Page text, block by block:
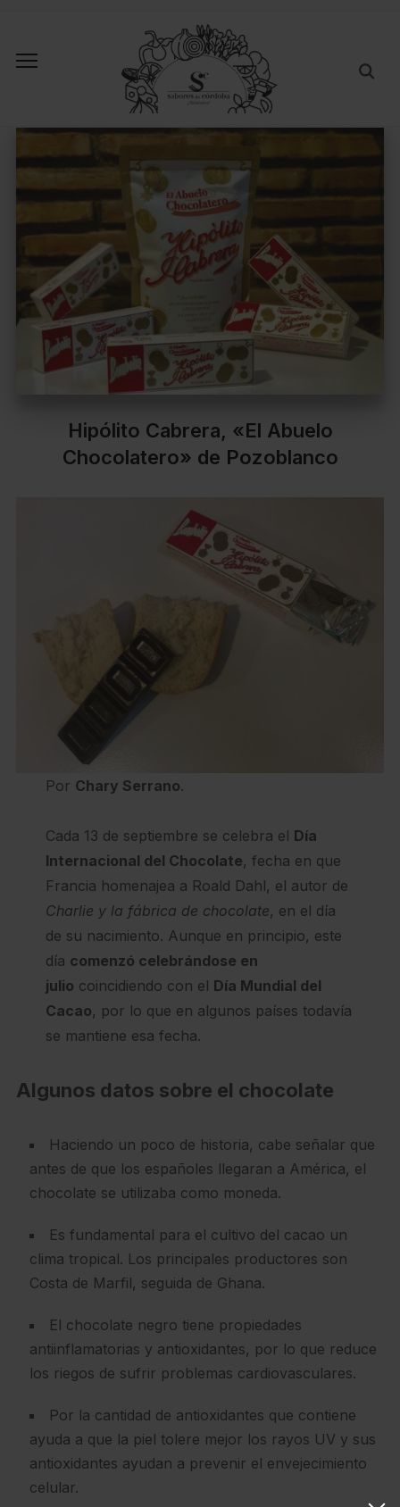
Hipólito Cabrera, «El Abuelo
Chocolatero» de Pozoblanco
Por Chary Serrano.
Cada 13 de septiembre se celebra el Día
Internacional del Chocolate, fecha en que
Francia homenajea a Roald Dahl, el autor de
Charlie y la fábrica de chocolate, en el día
de su nacimiento. Aunque en principio, este
día comenzó celebrándose en
julio coincidiendo con el Día Mundial del
Cacao, por lo que en algunos países todavía
se mantiene esa fecha.
Algunos datos sobre el chocolate
Haciendo un poco de historia, cabe señalar que
antes de que los españoles llegaran a América, el
chocolate se utilizaba como moneda.
Es fundamental para el cultivo del cacao un
clima tropical. Los principales productores son
Costa de Marfil, seguida de Ghana.
El chocolate negro tiene propiedades
antiinflamatorias y antioxidantes, por lo que reduce
los riegos de sufrir problemas cardiovasculares.
Por la cantidad de antioxidantes que contiene
ayuda a que la piel tolere mejor los rayos UV y sus
antioxidantes ayudan a prevenir el envejecimiento
celular.